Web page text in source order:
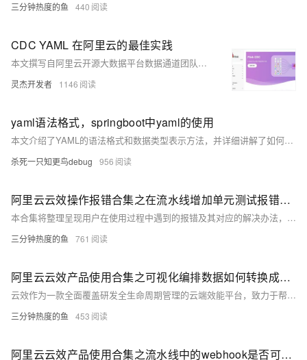
三分钟热度的鱼 440
CDC YAML 在阿里云的最佳实践
本文撰写自阿里云开源大数据平台数据通道团队，主要介绍了 Flink CDC YAML 在实时计算Flink版的最佳实践。
灵杰开发者 1146
yaml语法格式，springboot中yaml的使用
本文介绍了YAML的语法格式和数据类型表示方法，并详细讲解了如何在Spring Boot中使用YAML，包括@ConfigurationProperties注解及Bean的创建、编写Controller、配置application.yaml配置文件，以及在pom.xml中开启YAML提示。
杀死一只知更鸟debug 956
阿里云云效操作报错合集之在流水线增加单元测试报错，是什么导致的
本合集将整理呈现用户在使用过程中遇到的报错及其对应的解决办法，包括但不限于账户权限设置错误、项目配置不正确、代码提交冲突、构建任务执行失败、测试环境异常、需求流转阻塞等问题。阿里云云效是一站式企业级研发协同和DevOps平台，为企业提供从需求规划、开发、测试、发布到运维、运营的全流程端到端服务和工具支撑，致力于提升企业的研发效能和创新能力。
三分钟热度的鱼 761
阿里云云效产品使用合集之可视化编排数据如何转换成YAML化编排数据
云效作为一款全面覆盖研发全生命周期管理的云端效能平台，致力于帮助企业实现高效协同、敏捷研发和持续交付。本合集收集整理了用户在使用云效过程中遇到的常见问题，问题涉及项目创建与管理、需求规划与迭代、代码托管与版本控制、自动化测试、持续集成与发布等方面。
三分钟热度的鱼 453
阿里云云效产品使用合集之流水线中的webhook是否可以设置为变量